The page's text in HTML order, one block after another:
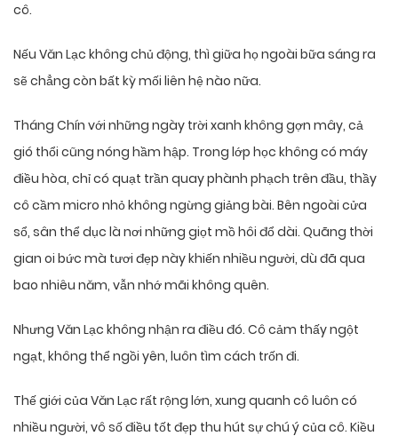
cô.
Nếu Văn Lạc không chủ động, thì giữa họ ngoài bữa sáng ra
sẽ chẳng còn bất kỳ mối liên hệ nào nữa.
Tháng Chín với những ngày trời xanh không gợn mây, cả
gió thổi cũng nóng hầm hập. Trong lớp học không có máy
điều hòa, chỉ có quạt trần quay phành phạch trên đầu, thầy
cô cầm micro nhỏ không ngừng giảng bài. Bên ngoài cửa
sổ, sân thể dục là nơi những giọt mồ hôi đổ dài. Quãng thời
gian oi bức mà tươi đẹp này khiến nhiều người, dù đã qua
bao nhiêu năm, vẫn nhớ mãi không quên.
Nhưng Văn Lạc không nhận ra điều đó. Cô cảm thấy ngột
ngạt, không thể ngồi yên, luôn tìm cách trốn đi.
Thế giới của Văn Lạc rất rộng lớn, xung quanh cô luôn có
nhiều người, vô số điều tốt đẹp thu hút sự chú ý của cô. Kiều